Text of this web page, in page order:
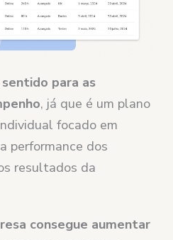
sentido para as
, já que é um plano
focado em
performance dos
resultados da
consegue aumentar